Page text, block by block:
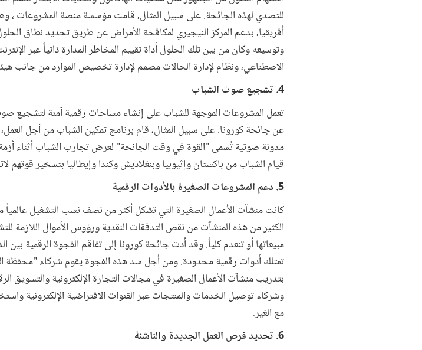
للتصدي لهذه الجائحة. على سبيل المثال، قامت مؤسسة منصة المشروعات
أفريقيا، بدعم المركز النيجيري لمكافحة الأمراض عن طريق تحديد نطاق
وتوسيعه وكان من بين تلك الحلول أداة تقييم المخاطر المدارة ذاتياً عبر
الاصطناعي، ونظام لإدارة الحالات مصمم لإدارة تخصيص الموارد من جانب
4. تشجيع صوت الشباب
تعمل المشروعات الموجهة للشباب على إنشاء مساحات رقمية آمنة لتشجيع صوت
عن جائحة كورونا. على سبيل المثال، قام برنامج تمكين الشباب من أجل
مدونة صوتية تُسمى "القوة في وقت الجائحة" لعرض تجارب الشباب أثناء
قيام الشباب من باكستان وإثيوبيا وبنغلاديش وكندا وإيطاليا بتسخير قوتهم
5. دعم المشروعات الصغيرة بالأدوات الرقمية
كانت منشآت الأعمال الصغيرة التي تشكل أكثر من نصف نسب التشغيل عالمياً
الكثير من هذه المنشآت من نقص التدفقات النقدية ورؤوس الأموال اللازمة
مبيعاتها أو تنعدم كلياً. وقد أدت جائحة كورونا إلى تفاقم الفجوة الرقمية بين
تمتلك أدوات رقمية محدودة. ومن أجل سد هذه الفجوة يقوم شركاء "محفظة
بتدريب منشآت الأعمال الصغيرة في مجالات التجارة الإلكترونية والتسويق
وشركاء توصيل الخدمات والمنتجات عبر القنوات الافتراضية الإلكترونية
مع الغير.
6. تحديد فرص العمل الجديدة والناشئة